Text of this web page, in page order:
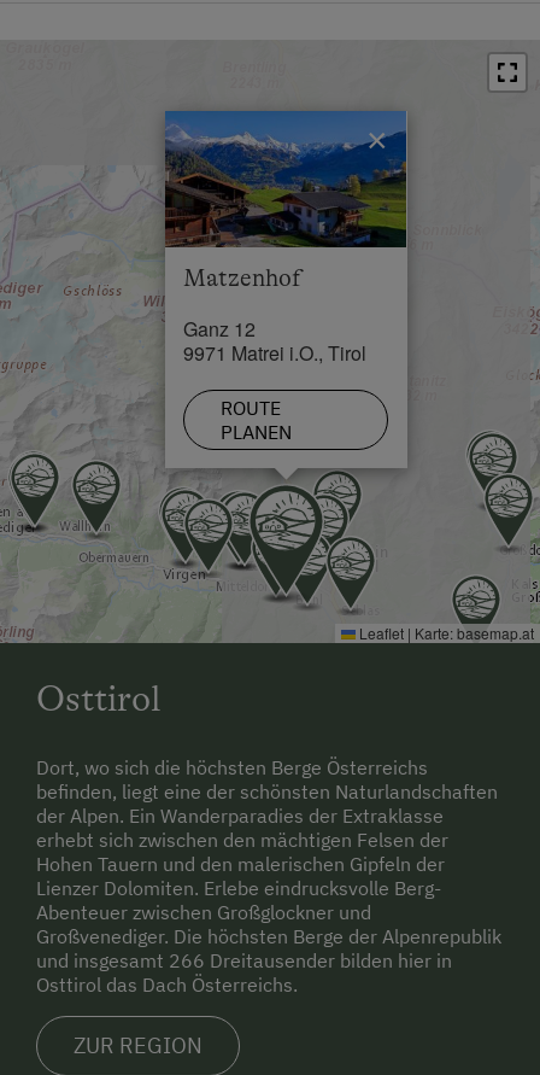
Ortszentrum in 2.5 km
Restaurant in 2 km
Schwimmbad in 2 km
See / Teich in 32 km
Skilift in 2.5 km
Loipe in 4 km
Matzenhof
Ganz 12
9971 Matrei i.O., Tirol
ROUTE
PLANEN
×
Leaflet | Karte:basemap.at
Osttirol
Dort, wo sich die höchsten Berge Österreichs
befinden, liegt eine der schönsten Naturlandschaften
der Alpen. Ein Wanderparadies der Extraklasse
erhebt sich zwischen den mächtigen Felsen der
Hohen Tauern und den malerischen Gipfeln der
Lienzer Dolomiten. Erlebe eindrucksvolle Berg-
Abenteuer zwischen Großglockner und
Großvenediger. Die höchsten Berge der Alpenrepublik
und insgesamt 266 Dreitausender bilden hier in
Osttirol das Dach Österreichs.
ZUR REGION